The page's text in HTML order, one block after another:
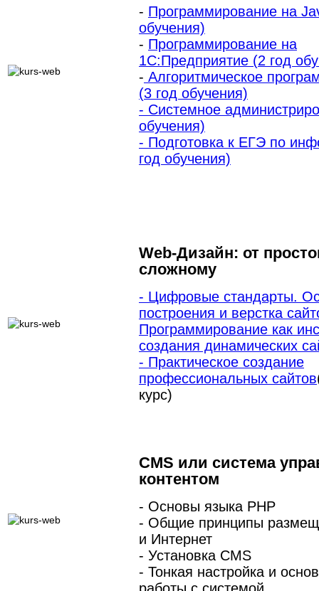
- Программирование на
обучения)
- Программирование на
1С:Предприятие (2 год
- Алгоритмическое
(3 год обучения)
- Системное
обучения)
- Подготовка к ЕГЭ по
год обучения)
Web-Дизайн: от
сложному
- Цифровые стандарты.
построения и верстка
Программирование как
создания динамических
- Практическое создание
профессиональных сайтов
курс)
CMS или система
контентом
- Основы языка PHP
- Общие принципы
и Интернет
- Установка CMS
- Тонкая настройка и